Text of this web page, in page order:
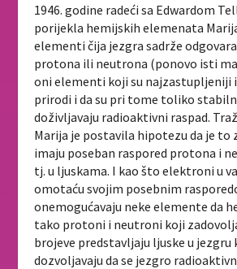
1946. godine radeći sa Edwardom
porijekla hemijskih elemenata
elementi čija jezgra sadrže
protona ili neutrona (ponovo isti
oni elementi koji su najzastupljeniji
prirodi i da su pri tome toliko
doživljavaju radioaktivni raspad.
Marija je postavila hipotezu da je to
imaju poseban raspored protona i
tj. u ljuskama. I kao što elektroni u
omotaću svojim posebnim
onemogućavaju neke elemente da
tako protoni i neutroni koji
brojeve predstavljaju ljuske u jezgru
dozvoljavaju da se jezgro